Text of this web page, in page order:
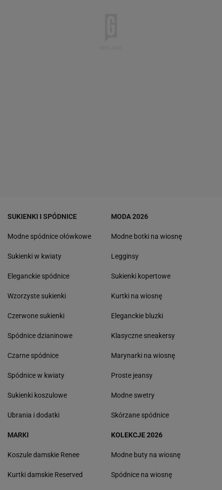
SUKIENKI I SPÓDNICE
Modne spódnice ołówkowe
Sukienki w kwiaty
Eleganckie spódnice
Wzorzyste sukienki
Czerwone sukienki
Spódnice dzianinowe
Czarne spódnice
Spódnice w kwiaty
Sukienki koszulowe
Ubrania i dodatki
MODA 2026
Modne botki na wiosnę
Legginsy
Sukienki kopertowe
Kurtki na wiosnę
Eleganckie bluzki
Klasyczne sneakersy
Marynarki na wiosnę
Proste jeansy
Modne swetry
Skórzane spódnice
MARKI
Koszule damskie Renee
Kurtki damskie Reserved
KOLEKCJE 2026
Modne buty na wiosnę
Spódnice na wiosnę